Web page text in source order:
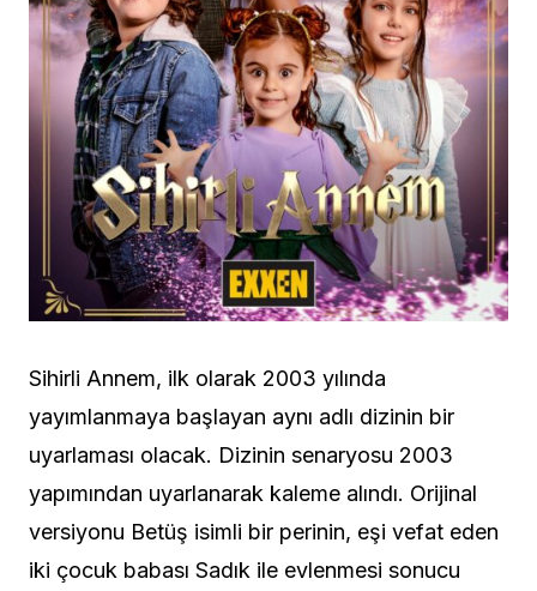
Sihirli Annem, ilk olarak 2003 yılında
yayımlanmaya başlayan aynı adlı dizinin bir
uyarlaması olacak. Dizinin senaryosu 2003
yapımından uyarlanarak kaleme alındı. Orijinal
versiyonu Betüş isimli bir perinin, eşi vefat eden
iki çocuk babası Sadık ile evlenmesi sonucu